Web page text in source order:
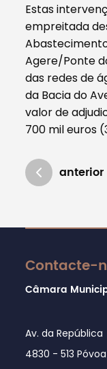
Estas
empreitada
Agere/Ponte
das redes de
da Bacia do
valor de
700 mil euros
anterior
Atualizado em
Contacte-
Câmara
Av. da República
4830 - 513